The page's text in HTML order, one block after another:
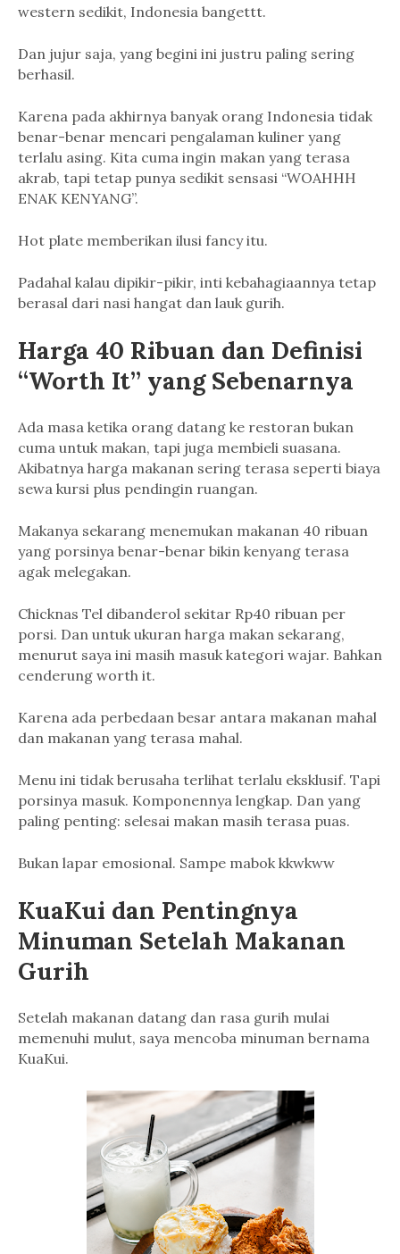
western sedikit, Indonesia bangettt.
Dan jujur saja, yang begini ini justru paling sering
berhasil.
Karena pada akhirnya banyak orang Indonesia tidak
benar-benar mencari pengalaman kuliner yang
terlalu asing. Kita cuma ingin makan yang terasa
akrab, tapi tetap punya sedikit sensasi “WOAHHH
ENAK KENYANG”.
Hot plate memberikan ilusi fancy itu.
Padahal kalau dipikir-pikir, inti kebahagiaannya tetap
berasal dari nasi hangat dan lauk gurih.
Harga 40 Ribuan dan Definisi
“Worth It” yang Sebenarnya
Ada masa ketika orang datang ke restoran bukan
cuma untuk makan, tapi juga membieli suasana.
Akibatnya harga makanan sering terasa seperti biaya
sewa kursi plus pendingin ruangan.
Makanya sekarang menemukan makanan 40 ribuan
yang porsinya benar-benar bikin kenyang terasa
agak melegakan.
Chicknas Tel dibanderol sekitar Rp40 ribuan per
porsi. Dan untuk ukuran harga makan sekarang,
menurut saya ini masih masuk kategori wajar. Bahkan
cenderung worth it.
Karena ada perbedaan besar antara makanan mahal
dan makanan yang terasa mahal.
Menu ini tidak berusaha terlihat terlalu eksklusif. Tapi
porsinya masuk. Komponennya lengkap. Dan yang
paling penting: selesai makan masih terasa puas.
Bukan lapar emosional. Sampe mabok kkwkww
KuaKui dan Pentingnya
Minuman Setelah Makanan
Gurih
Setelah makanan datang dan rasa gurih mulai
memenuhi mulut, saya mencoba minuman bernama
KuaKui.